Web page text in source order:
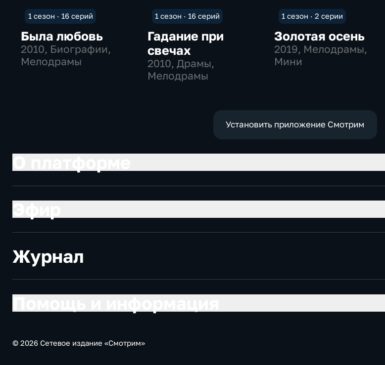
1 сезон · 16 серий
Была любовь
2010, Биографии,
Мелодрамы
1 сезон · 16 серий
Гадание при
свечах
2010, Драмы,
Мелодрамы
1 сезон · 2 серии
Золотая осень
2019, Мелодрамы,
Мини
Установить приложение Смотрим
Журнал
© 2026 Сетевое издание «Смотрим»